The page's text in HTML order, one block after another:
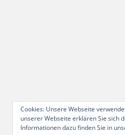
Cookies: Unsere Webseite
unserer Webseite erklären Sie sich
Informationen dazu finden Sie in